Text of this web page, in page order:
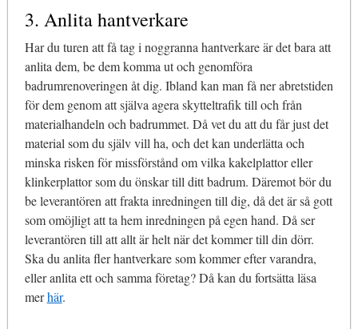
3. Anlita hantverkare
Har du turen att få tag i noggranna hantverkare är det bara att
anlita dem, be dem komma ut och genomföra
badrumrenoveringen åt dig. Ibland kan man få ner abretstiden
för dem genom att själva agera skytteltrafik till och från
materialhandeln och badrummet. Då vet du att du får just det
material som du själv vill ha, och det kan underlätta och
minska risken för missförstånd om vilka kakelplattor eller
klinkerplattor som du önskar till ditt badrum. Däremot bör du
be leverantören att frakta inredningen till dig, då det är så gott
som omöjligt att ta hem inredningen på egen hand. Då ser
leverantören till att allt är helt när det kommer till din dörr.
Ska du anlita fler hantverkare som kommer efter varandra,
eller anlita ett och samma företag? Då kan du fortsätta läsa
merhär.